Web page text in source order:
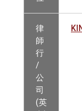
律
師
行
/
公
司
(英